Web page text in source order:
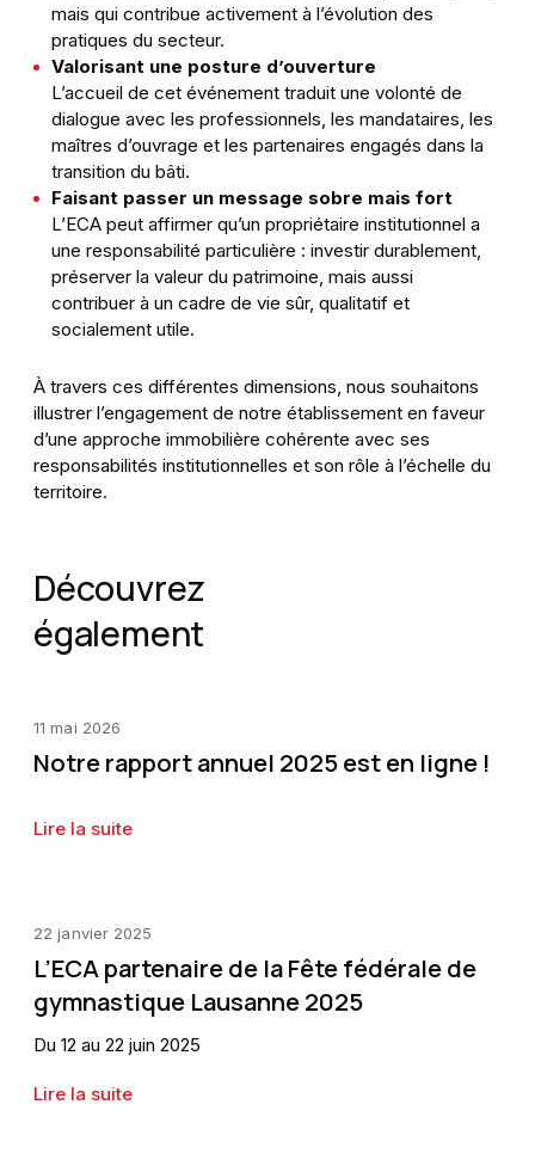
mais qui contribue activement à l’évolution des
pratiques du secteur.
Valorisant une posture d’ouverture
L’accueil de cet événement traduit une volonté de
dialogue avec les professionnels, les mandataires, les
maîtres d’ouvrage et les partenaires engagés dans la
transition du bâti.
Faisant passer un message sobre mais fort
L’ECA peut affirmer qu’un propriétaire institutionnel a
une responsabilité particulière : investir durablement,
préserver la valeur du patrimoine, mais aussi
contribuer à un cadre de vie sûr, qualitatif et
socialement utile.
À travers ces différentes dimensions, nous souhaitons
illustrer l’engagement de notre établissement en faveur
d’une approche immobilière cohérente avec ses
responsabilités institutionnelles et son rôle à l’échelle du
territoire.
Découvrez
également
11 mai 2026
Notre rapport annuel 2025 est en ligne !
Lire la suite
22 janvier 2025
L’ECA partenaire de la Fête fédérale de
gymnastique Lausanne 2025
Du 12 au 22 juin 2025
Lire la suite